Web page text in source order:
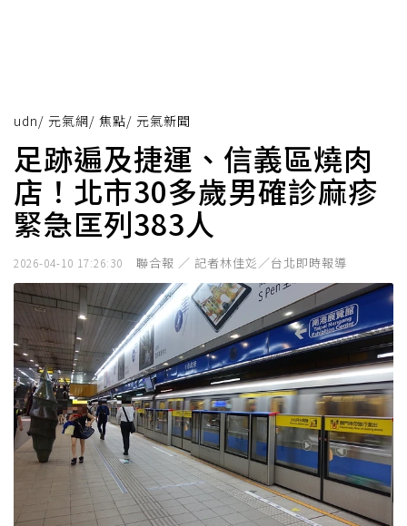
udn/ 元氣網/ 焦點/ 元氣新聞
足跡遍及捷運、信義區燒肉
店！北市30多歲男確診麻疹
緊急匡列383人
2026-04-10 17:26:30 聯合報 ／ 記者林佳彣／台北即時報導